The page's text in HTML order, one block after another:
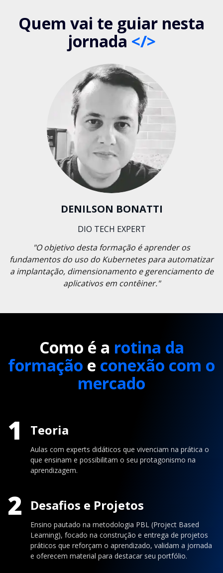
Quem vai te guiar nesta
jornada </>
DENILSON BONATTI
DIO TECH EXPERT
"O objetivo desta formação é aprender os
fundamentos do uso do Kubernetes para automatizar
a implantação, dimensionamento e gerenciamento de
aplicativos em contêiner."
Como é a rotina da
formação e conexão com o
mercado
1 Teoria
Aulas com experts didáticos que vivenciam na prática o
que ensinam e possibilitam o seu protagonismo na
aprendizagem.
2 Desafios e Projetos
Ensino pautado na metodologia PBL (Project Based
Learning), focado na construção e entrega de projetos
práticos que reforçam o aprendizado, validam a jornada
e oferecem material para destacar seu portfólio.